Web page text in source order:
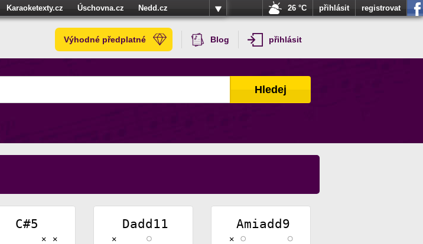
Karaoketexty.cz Úschovna.cz
Nedd.cz
26 °C přihlásit registrovat
Výhodné předplatné Blog přihlásit
Hledej
C#5
✕ ✕
Dadd11
✕
Amiadd9
✕